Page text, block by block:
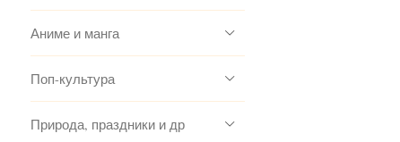
Аниме и манга
Поп-культура
Природа, праздники и др